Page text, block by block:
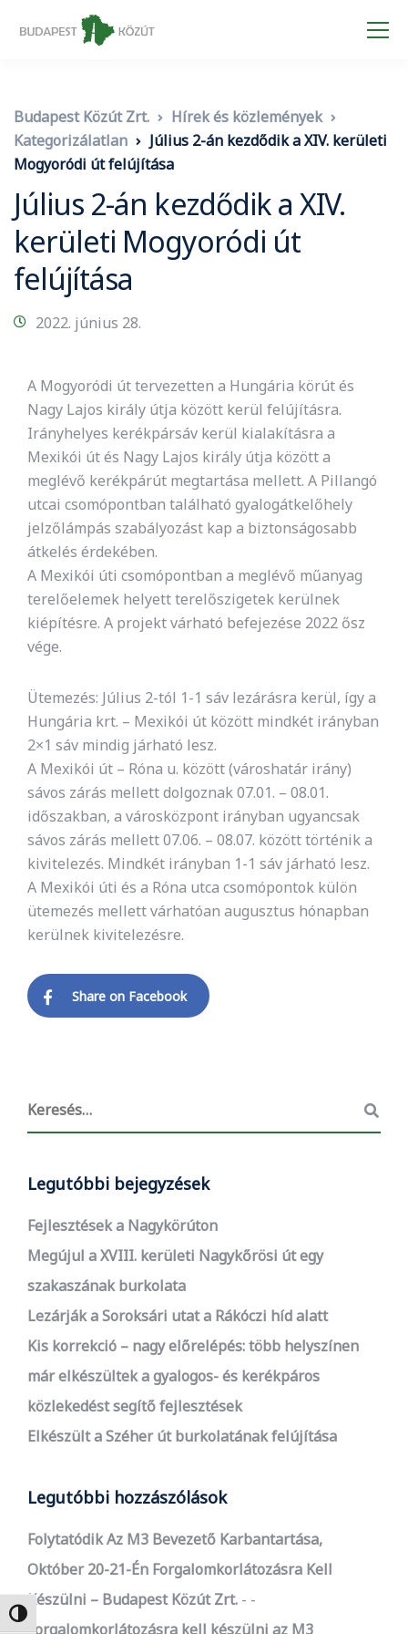
Nagy kontraszt váltása
Budapest Közút Zrt.
Hírek és közlemények
Kategorizálatlan
Július 2-án kezdődik a XIV. kerületi
Mogyoródi út felújítása
Július 2-án kezdődik a XIV.
kerületi Mogyoródi út
felújítása
2022. június 28.
A Mogyoródi út tervezetten a Hungária körút és
Nagy Lajos király útja között kerül felújításra.
Irányhelyes kerékpársáv kerül kialakításra a
Mexikói út és Nagy Lajos király útja között a
meglévő kerékpárút megtartása mellett. A Pillangó
utcai csomópontban található gyalogátkelőhely
jelzőlámpás szabályozást kap a biztonságosabb
átkelés érdekében.
A Mexikói úti csomópontban a meglévő műanyag
terelőelemek helyett terelőszigetek kerülnek
kiépítésre. A projekt várható befejezése 2022 ősz
vége.
Ütemezés: Július 2-tól 1-1 sáv lezárásra kerül, így a
Hungária krt. – Mexikói út között mindkét irányban
2×1 sáv mindig járható lesz.
A Mexikói út – Róna u. között (városhatár irány)
sávos zárás mellett dolgoznak 07.01. – 08.01.
időszakban, a városközpont irányban ugyancsak
sávos zárás mellett 07.06. – 08.07. között történik a
kivitelezés. Mindkét irányban 1-1 sáv járható lesz.
A Mexikói úti és a Róna utca csomópontok külön
ütemezés mellett várhatóan augusztus hónapban
kerülnek kivitelezésre.
Share on Facebook
Legutóbbi bejegyzések
Fejlesztések a Nagykörúton
Megújul a XVIII. kerületi Nagykőrösi út egy
szakaszának burkolata
Lezárják a Soroksári utat a Rákóczi híd alatt
Kis korrekció – nagy előrelépés: több helyszínen
már elkészültek a gyalogos- és kerékpáros
közlekedést segítő fejlesztések
Elkészült a Széher út burkolatának felújítása
Legutóbbi hozzászólások
Folytatódik Az M3 Bevezető Karbantartása,
Október 20-21-Én Forgalomkorlátozásra Kell
Készülni – Budapest Közút Zrt.
-
Forgalomkorlátozásra kell készülni az M3